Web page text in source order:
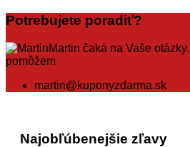
Potrebujete poradiť?
Martin čaká na Vaše
pomôžem
martin@kuponyzdarma.sk
Najobľúbenejšie zľavy